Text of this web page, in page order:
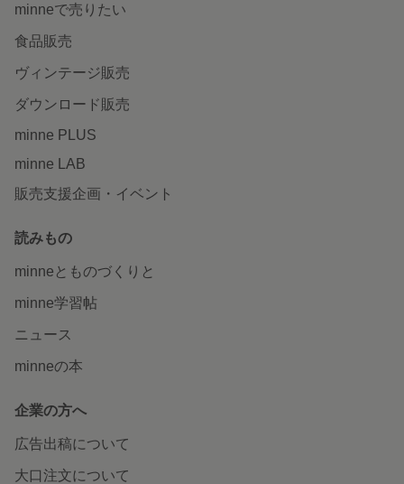
minneで売りたい
食品販売
ヴィンテージ販売
ダウンロード販売
minne PLUS
minne LAB
販売支援企画・イベント
読みもの
minneとものづくりと
minne学習帖
ニュース
minneの本
企業の方へ
広告出稿について
大口注文について